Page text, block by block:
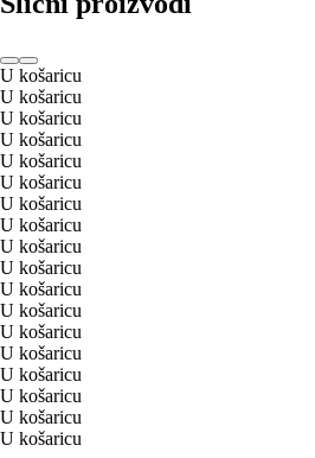
U košaricu
U košaricu
U košaricu
U košaricu
U košaricu
U košaricu
U košaricu
U košaricu
U košaricu
U košaricu
U košaricu
U košaricu
U košaricu
U košaricu
U košaricu
U košaricu
U košaricu
U košaricu